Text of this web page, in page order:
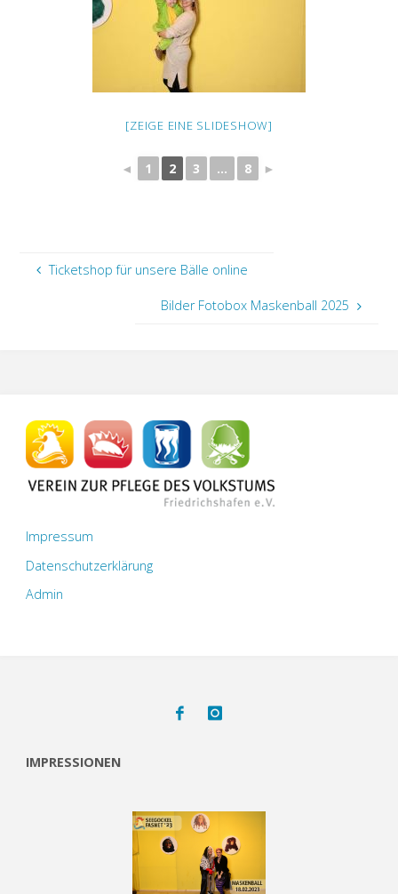
[ZEIGE EINE SLIDESHOW]
◄ 1 2 3 ... 8 ►
Ticketshop für unsere Bälle online
Bilder Fotobox Maskenball 2025
Impressum
Datenschutzerklärung
Admin
IMPRESSIONEN